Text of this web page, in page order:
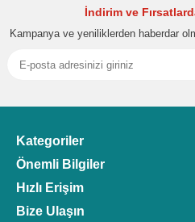
İndirim ve
Kampanya ve yeniliklerden haberdar
Kategoriler
Önemli Bilgiler
Hızlı Erişim
Bize Ulaşın